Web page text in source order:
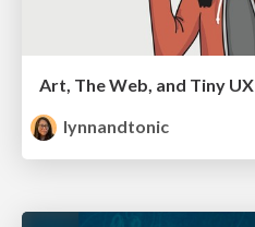
Art, The Web, and Tiny UX
lynnandtonic